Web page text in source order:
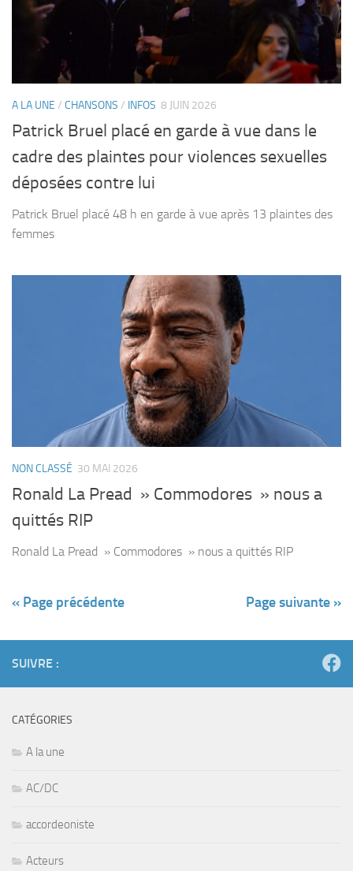
A LA UNE / CHANSONS / INFOS 8 JUIN 2026
Patrick Bruel placé en garde à vue dans le
cadre des plaintes pour violences sexuelles
déposées contre lui
Patrick Bruel placé 48 h en garde à vue après 13 plaintes des
femmes
NON CLASSÉ 30 MAI 2026
Ronald La Pread » Commodores » nous a
quittés RIP
Ronald La Pread » Commodores » nous a quittés RIP
« Page précédente Page suivante »
SUIVRE :
CATÉGORIES
A la une
AC/DC
accordeoniste
Acteurs